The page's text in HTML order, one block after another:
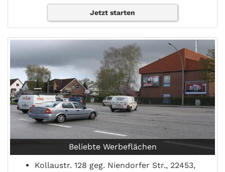
Jetzt starten
Beliebte Werbeflächen
Kollaustr. 128 geg. Niendorfer Str., 22453,